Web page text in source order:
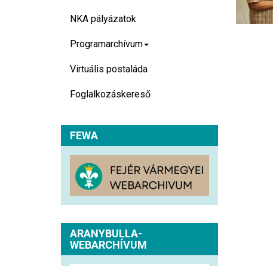
NKA pályázatok
Programarchívum
Virtuális postaláda
Foglalkozáskereső
FEWA
ARANYBULLA-
WEBARCHÍVUM